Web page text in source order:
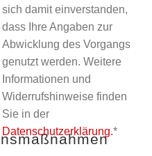
sich damit einverstanden,
dass Ihre Angaben zur
Abwicklung des Vorgangs
genutzt werden. Weitere
Informationen und
Widerrufshinweise finden
Sie in der
Datenschutzerklärung.*